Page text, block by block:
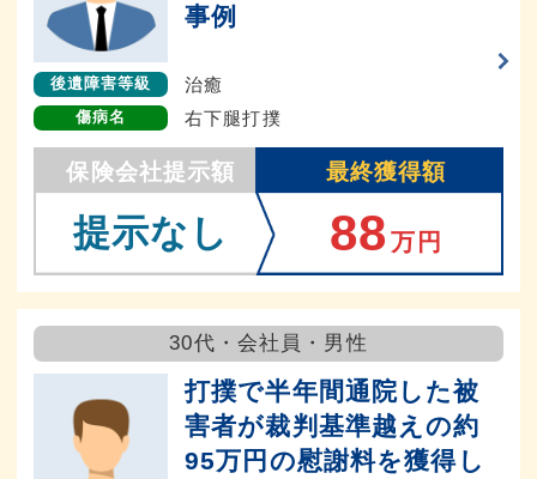
事例
後遺障害等級 治癒
傷病名 右下腿打撲
保険会社提示額 最終獲得額
提示なし 88 万円
30代・会社員・男性
打撲で半年間通院した被
害者が裁判基準越えの約
95万円の慰謝料を獲得し